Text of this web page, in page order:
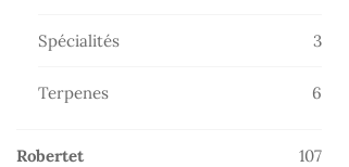
Spécialités
33
Terpenes
6
Robertet
107107